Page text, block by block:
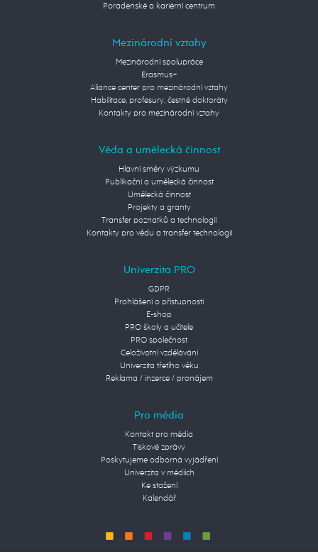
Poradenské a kariérní centrum
Mezinárodní vztahy
Mezinárodní spolupráce
Erasmus+
Aliance center pro mezinárodní vztahy
Habilitace, profesury, čestné doktoráty
Kontakty pro mezinárodní vztahy
Věda a umělecká činnost
Hlavní směry výzkumu
Publikační a umělecká činnost
Umělecká činnost
Projekty a granty
Transfer poznatků a technologií
Kontakty pro vědu a transfer technologií
Univerzita PRO
GDPR
Prohlášení o přístupnosti
E-shop
PRO školy a učitele
PRO společnost
Celoživotní vzdělávání
Univerzita třetího věku
Reklama / inzerce / pronájem
Pro média
Kontakt pro média
Tiskové zprávy
Poskytujeme odborná vyjádření
Univerzita v médiích
Ke stažení
Kalendář